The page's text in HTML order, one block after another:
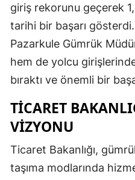
giriş rekorunu geçerek
tarihi bir başarı
Pazarkule Gümrük
hem de yolcu
bıraktı ve önemli bir
TICARET
VIZYONU
Ticaret Bakanlığı,
taşıma modlarında